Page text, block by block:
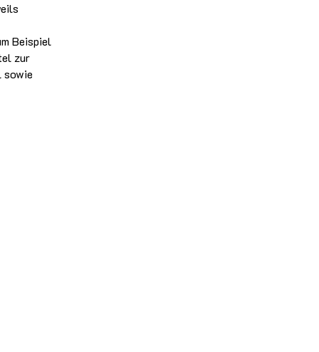
Beispiel
zur
sowie